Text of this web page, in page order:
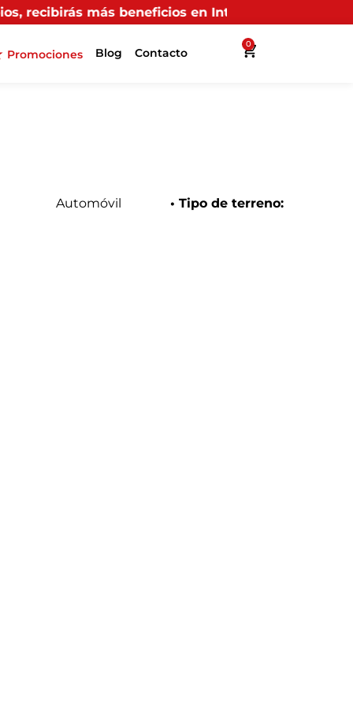
en Interllantas.
Promociones Blog Contacto
0
Automóvil • Tipo de terreno: